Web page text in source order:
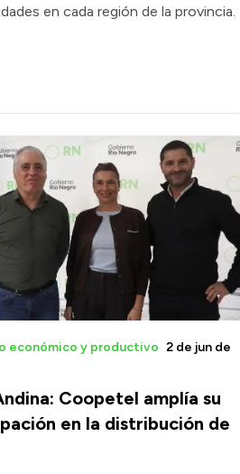
en cada región de la provincia.
Coopetel amplía su
en la distribución de
económico y productivo 2 de jun de